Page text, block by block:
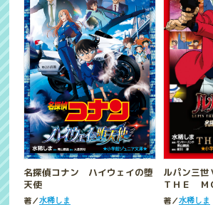
名探偵コナン ハイウェイの堕
天使
著／水稀しま
ルパン三
ＴＨＥ Ｍ
著／水稀しま